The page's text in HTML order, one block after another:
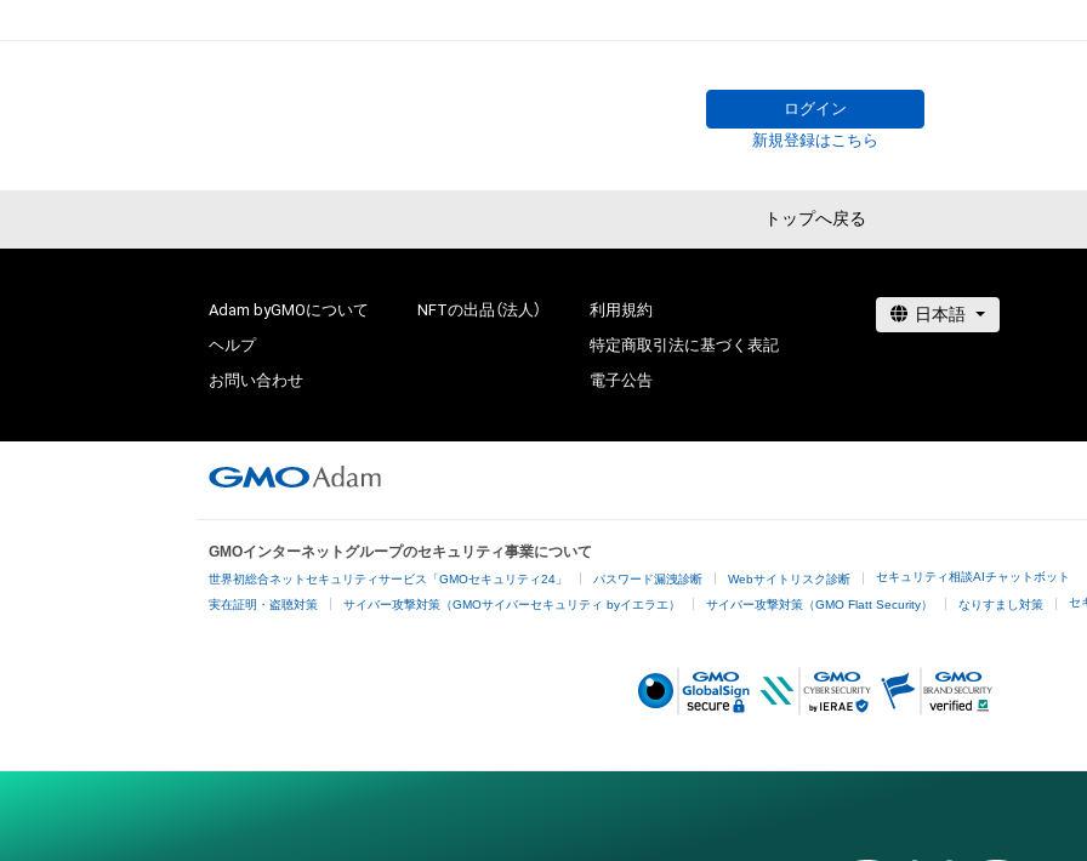
ログイン
新規登録はこちら
トップへ戻る
Adam byGMOについて
ヘルプ
お問い合わせ
NFTの出品（法人）
利用規約
特定商取引法に基づく表記
電子公告
GMOインターネットグループのセキュリティ事業について
世界初総合ネットセキュリティサービス「GMOセキュリティ24」 パスワード漏洩診断 Webサイトリスク診断 セキュリティ相談AIチャットボット
実在証明・盗聴対策 サイバー攻撃対策（GMOサイバーセキュリティ byイエラエ） サイバー攻撃対策（GMO Flatt Security） なりすまし対策 セ